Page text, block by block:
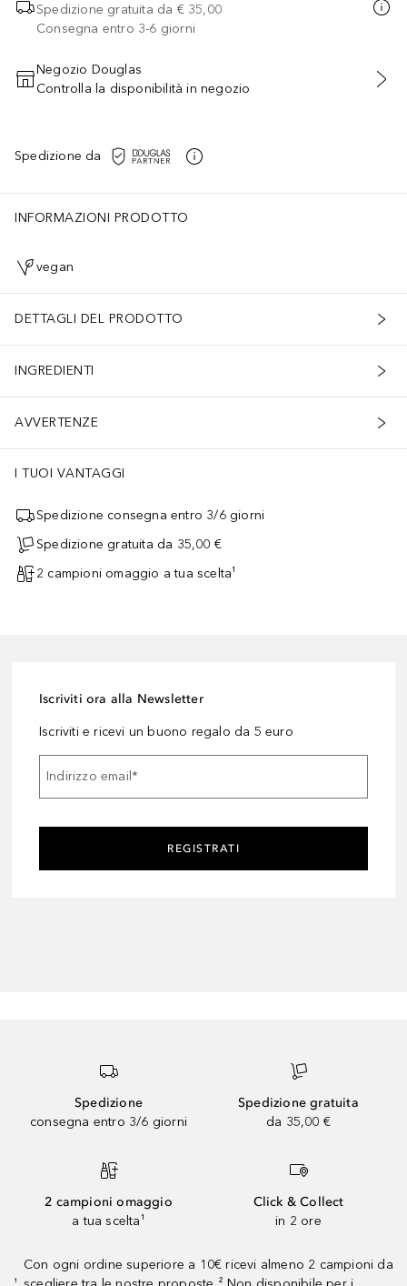
Spedizione gratuita da € 35,00
Consegna entro 3-6 giorni
AGGIUNGI AL CARRELLO
Negozio Douglas
Controlla la disponibilità in negozio
Spedizione da
INFORMAZIONI PRODOTTO
vegan
DETTAGLI DEL PRODOTTO
INGREDIENTI
AVVERTENZE
I TUOI VANTAGGI
Spedizione consegna entro 3/6 giorni
Spedizione gratuita da 35,00 €
2 campioni omaggio a tua scelta¹
Iscriviti ora alla Newsletter
Iscriviti e ricevi un buono regalo da 5 euro
Indirizzo email*
REGISTRATI
Spedizione
consegna entro 3/6 giorni
Spedizione gratuita
da 35,00 €
2 campioni omaggio
a tua scelta¹
Click & Collect
in 2 ore
Con ogni ordine superiore a 10€ ricevi almeno 2 campioni da